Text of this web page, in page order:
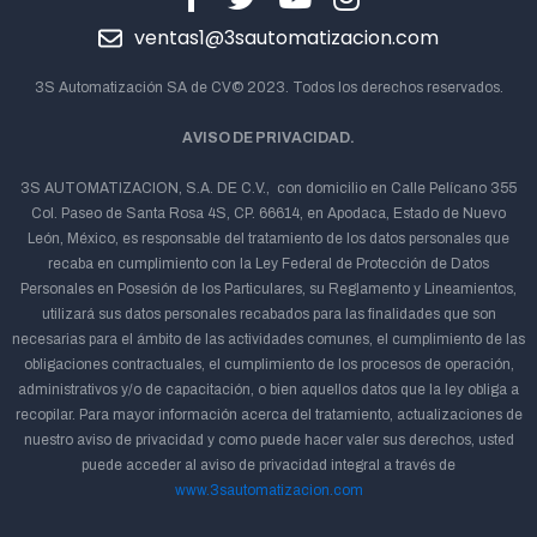
ventas1@3sautomatizacion.com
3S Automatización SA de CV© 2023. Todos los derechos reservados.
AVISO DE PRIVACIDAD.
3S AUTOMATIZACION, S.A. DE C.V., con domicilio en Calle Pelícano 355
Col. Paseo de Santa Rosa 4S, CP. 66614, en Apodaca, Estado de Nuevo
León, México, es responsable del tratamiento de los datos personales que
recaba en cumplimiento con la Ley Federal de Protección de Datos
Personales en Posesión de los Particulares, su Reglamento y Lineamientos,
utilizará sus datos personales recabados para las finalidades que son
necesarias para el ámbito de las actividades comunes, el cumplimiento de las
obligaciones contractuales, el cumplimiento de los procesos de operación,
administrativos y/o de capacitación, o bien aquellos datos que la ley obliga a
recopilar. Para mayor información acerca del tratamiento, actualizaciones de
nuestro aviso de privacidad y como puede hacer valer sus derechos, usted
puede acceder al aviso de privacidad integral a través de
www.3sautomatizacion.com